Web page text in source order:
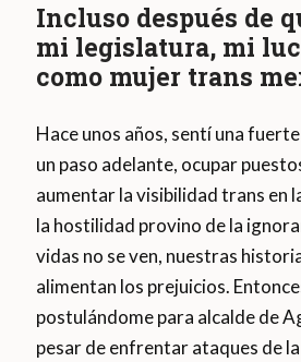
Incluso después de
mi legislatura, mi
como mujer trans
Hace unos años, sentí una
un paso adelante, ocupar
aumentar la visibilidad trans en
la hostilidad provino de la
vidas no se ven, nuestras
alimentan los prejuicios.
postulándome para alcalde de
pesar de enfrentar ataques de